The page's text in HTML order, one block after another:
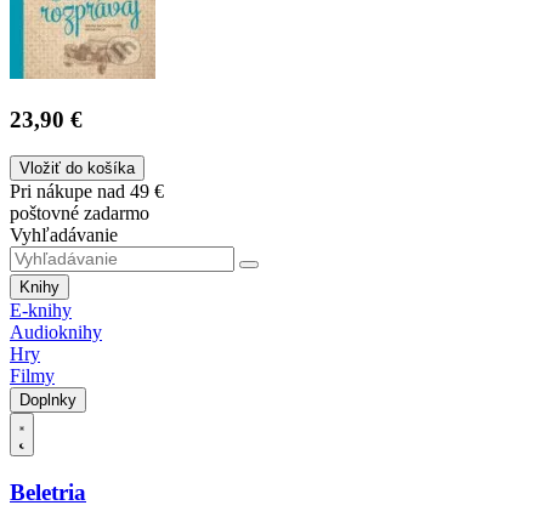
23,90 €
Vložiť do košíka
Pri nákupe nad 49 €
poštovné zadarmo
Vyhľadávanie
Knihy
E-knihy
Audioknihy
Hry
Filmy
Doplnky
Beletria